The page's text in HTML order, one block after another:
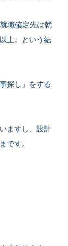
職確定先は就
上。という結
探し」をする
ますし、設計
です。